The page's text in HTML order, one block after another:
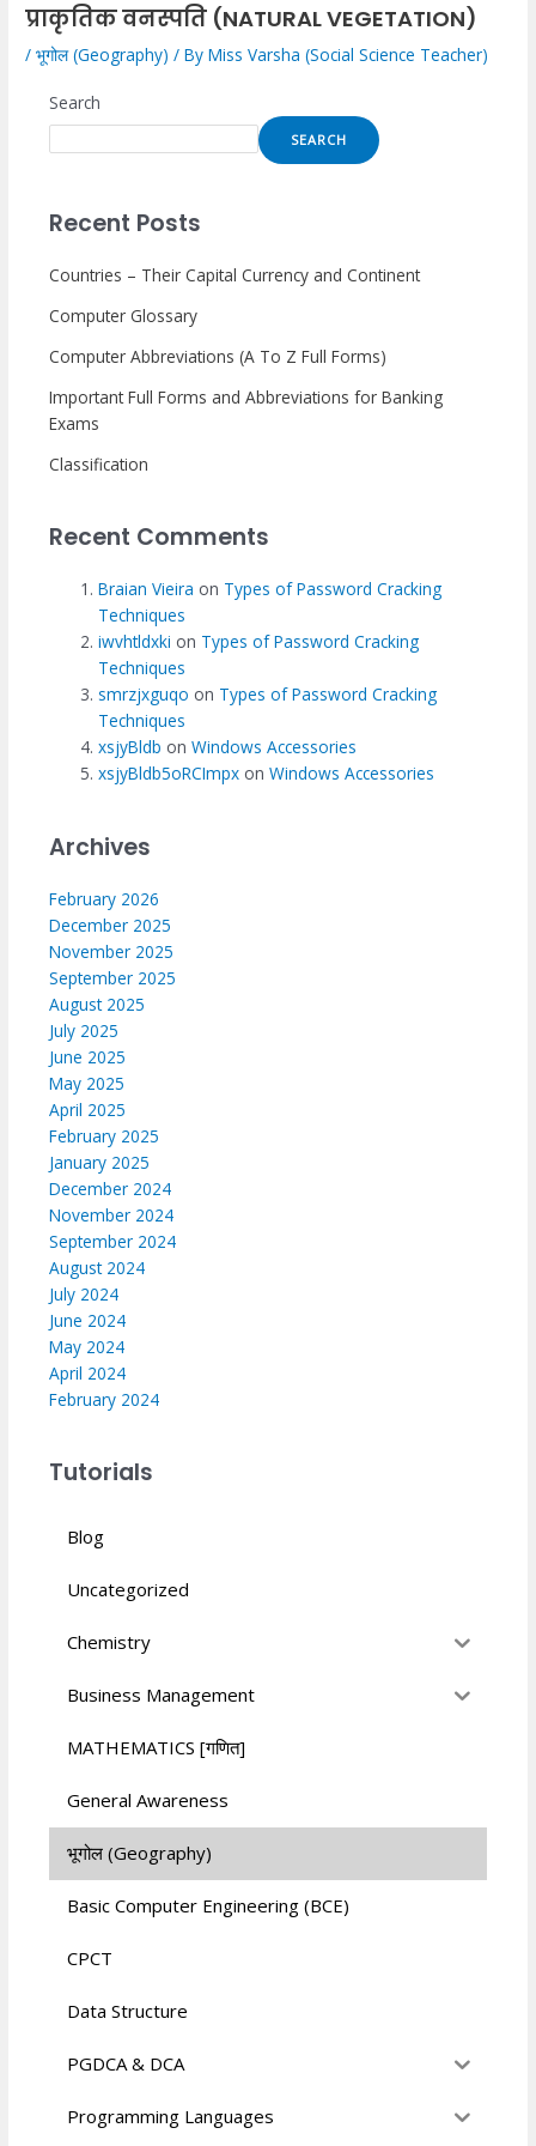
प्राकृतिक वनस्पति (NATURAL VEGETATION)
/भूगोल (Geography) / ByMiss Varsha (Social Science Teacher)
Search
SEARCH
Recent Posts
Countries – Their Capital Currency and Continent
Computer Glossary
Computer Abbreviations (A To Z Full Forms)
Important Full Forms and Abbreviations for Banking
Exams
Classification
Recent Comments
Braian Vieira on Types of Password Cracking
Techniques
iwvhtldxki on Types of Password Cracking
Techniques
smrzjxguqo on Types of Password Cracking
Techniques
xsjyBldb onWindows Accessories
xsjyBldb5oRCImpx onWindows Accessories
Archives
February 2026
December 2025
November 2025
September 2025
August 2025
July 2025
June 2025
May 2025
April 2025
February 2025
January 2025
December 2024
November 2024
September 2024
August 2024
July 2024
June 2024
May 2024
April 2024
February 2024
Tutorials
Blog
Uncategorized
Chemistry
Business Management
MATHEMATICS [गणित]
General Awareness
भूगोल (Geography)
Basic Computer Engineering (BCE)
CPCT
Data Structure
PGDCA & DCA
Programming Languages